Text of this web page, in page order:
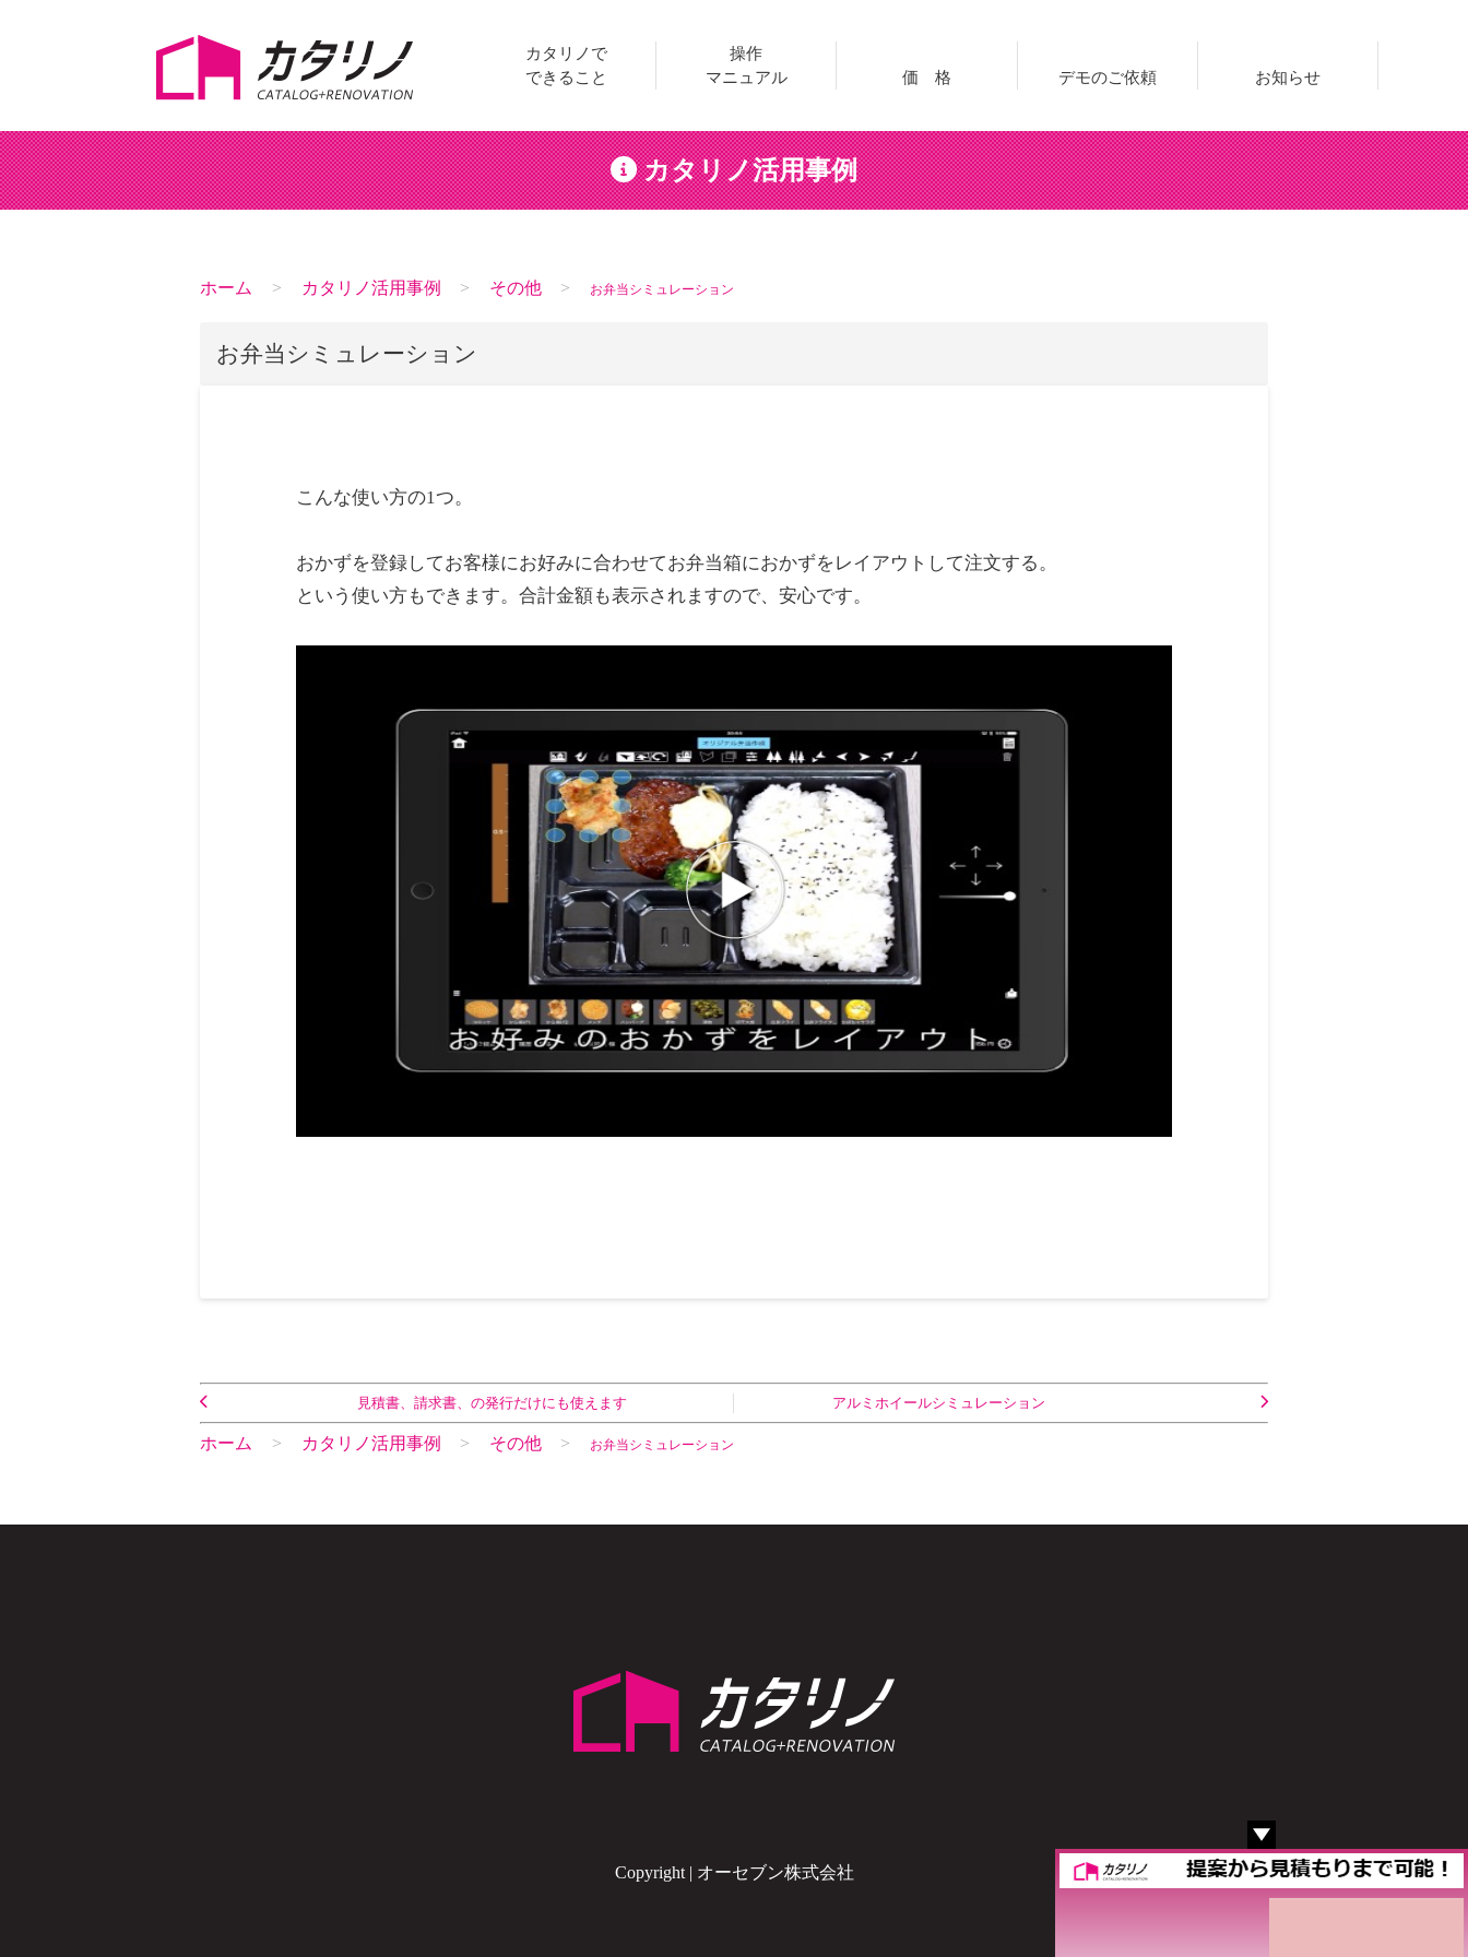
カタリノで
できること
操作
マニュアル
価 格 デモのご依頼 お知らせ
カタリノ活用事例
ホーム カタリノ活用事例 その他 お弁当シミュレーション
お弁当シミュレーション
こんな使い方の1つ。
おかずを登録してお客様にお好みに合わせてお弁当箱におかずをレイアウトして注文する。
という使い方もできます。合計金額も表示されますので、安心です。
アルミホイールシミュレーション
見積書、請求書、の発行だけにも使えます
ホーム カタリノ活用事例 その他 お弁当シミュレーション
Copyright | オーセブン株式会社